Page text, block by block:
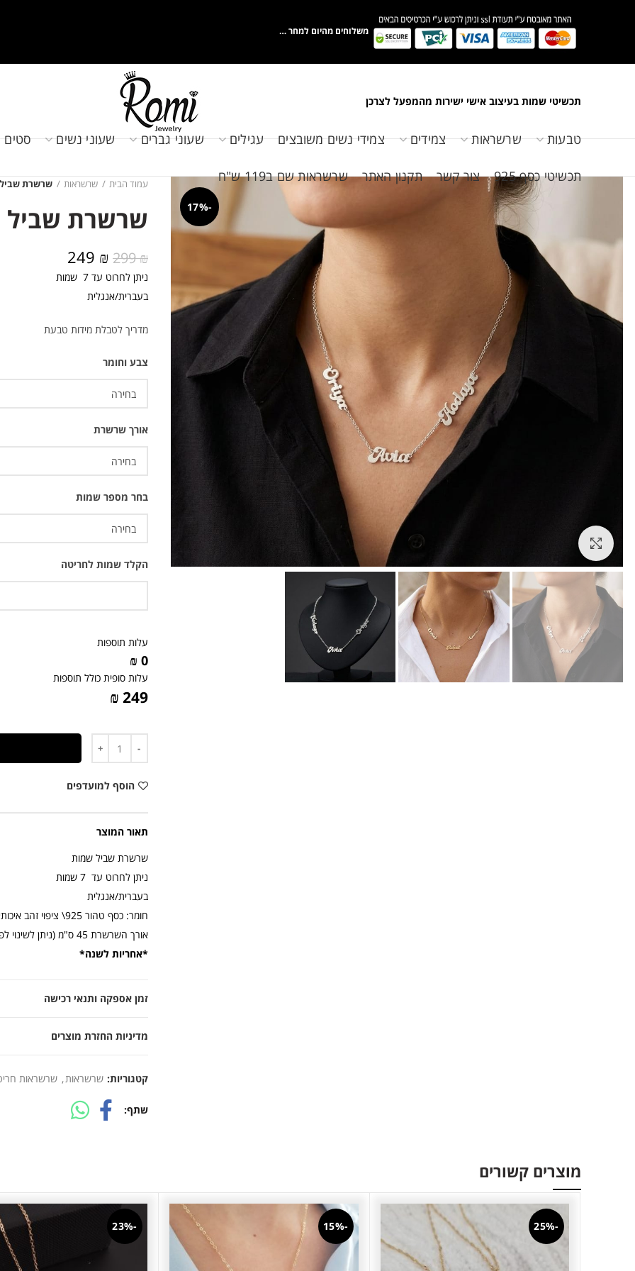
משלוחים מהיום למחר …
תכשיטי שמות בעיצוב אישי ישירות מהמפעל לצרכן
טבעות שרשראות צמידים צמידי נשים משובצים עגילים שעוני גברים שעוני נשים סטים
תכשיטי כסף 925 צור קשר תקנון האתר שרשראות שם ב119 ש"ח
-17%
עמוד הבית שרשראות שרשרת
שרשרת שביל
299₪
המחיר
המקורי
היה:
249 ₪
הנוכחי
ניתן לחרוט עד 7 שמות
בעברית/אנגלית
מדריך לטבלת מידות טבעת
צבע וחומר
אורך שרשרת
בחר מספר שמות
הקלד שמות לחריטה
עלות תוספות
0 ₪
עלות סופית כולל תוספות
249 ₪
הוסף למועדפים
תאור המוצר
שרשרת שביל שמות
ניתן לחרוט עד 7 שמות
בעברית/אנגלית
חומר: כסף טהור 925\ ציפוי זהב איכותי
אורך השרשרת 45 ס"מ (ניתן לשינוי לפי מידה)
*אחריות לשנה*
זמן אספקה ותנאי רכישה
מדיניות החזרת מוצרים
קטגוריות: שרשראות, שרשראות
שתף
מוצרים קשורים
-25%
-15%
-23%